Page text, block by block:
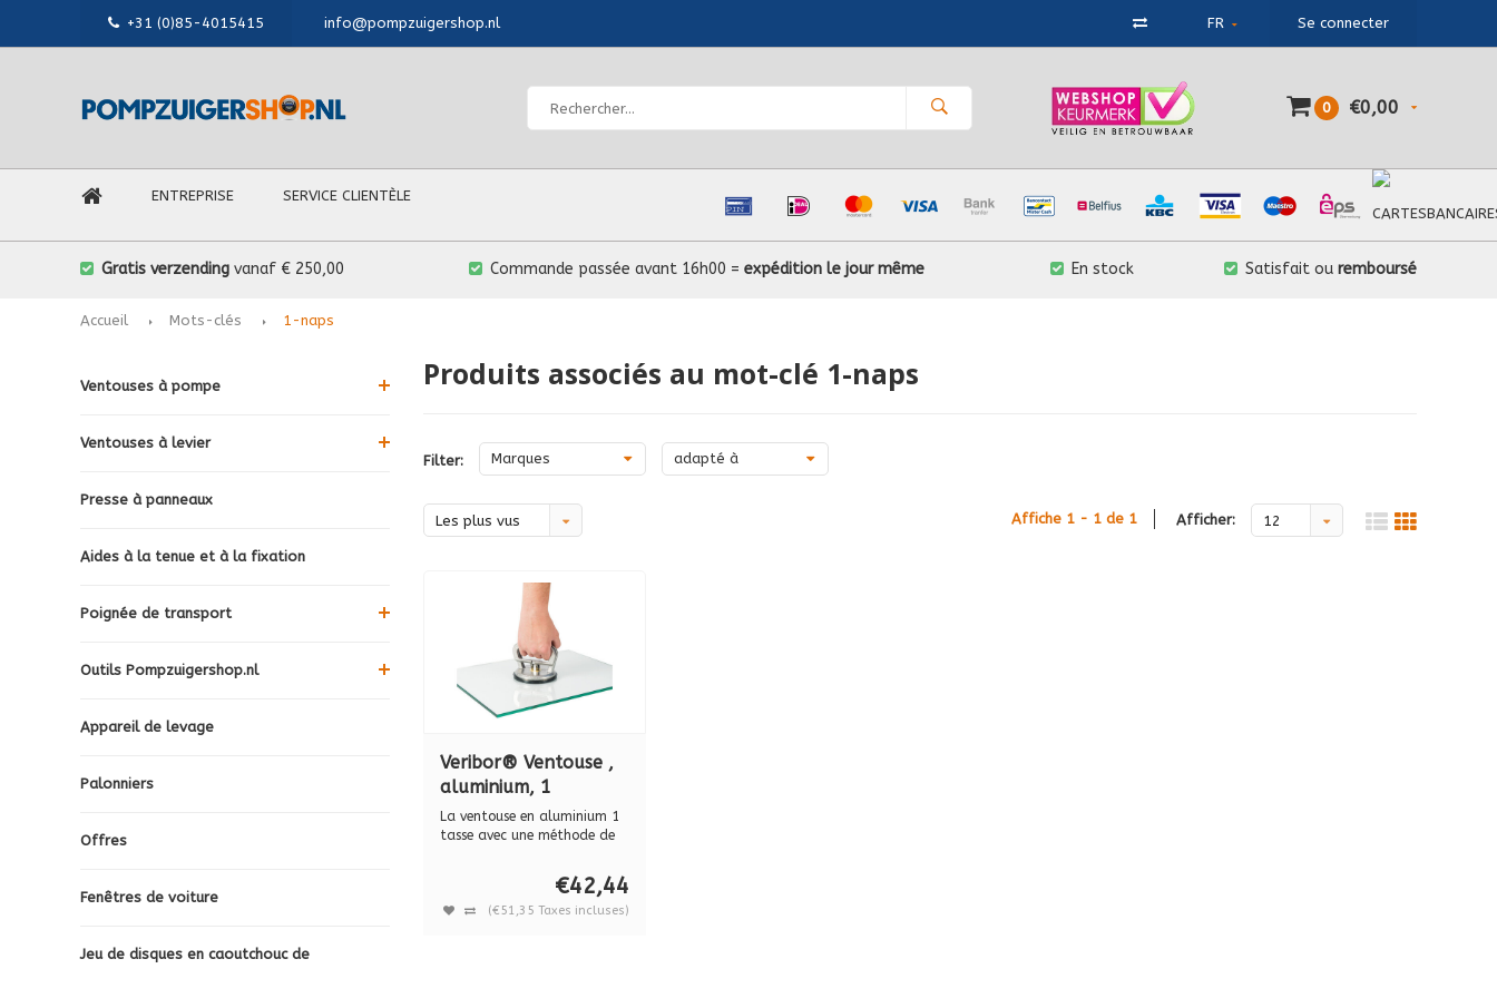
+31 (0)85-4015415 info@pompzuigershop.nl FR Se connecter
0 €0,00
ENTREPRISE SERVICE CLIENTÈLE
Gratis verzending vanaf € 250,00 Commande passée avant 16h00 =expédition le jour même En stock Satisfait ou remboursé
Accueil Mots-clés 1-naps
Ventouses à pompe
Ventouses à levier
Presse à panneaux
Aides à la tenue et à la fixation
Poignée de transport
Outils Pompzuigershop.nl
Appareil de levage
Palonniers
Offres
Fenêtres de voiture
Jeu de disques en caoutchouc de
Produits associés au mot-clé 1-naps
Filter: Marques adapté à
Les plus vus Affiche 1 - 1 de 1 Afficher: 12
Veribor® Ventouse ,
aluminium, 1
ventouse pour
utilisation à une
La ventouse en aluminium 1
tasse avec une méthode de
€42,44
(€51,35 Taxes incluses)